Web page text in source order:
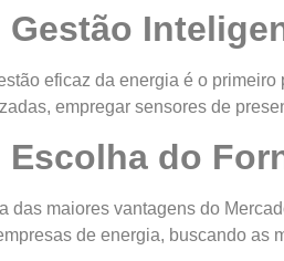
Gestão
eficaz da energia é o
empregar sensores de
Escolha do
das maiores vantagens do
de energia, buscando as